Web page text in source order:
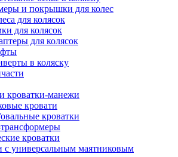
и покрышки для колес
для колясок
для колясок
для колясок
в коляску
кроватки-манежи
кровати
кроватки
кроватки
с универсальным маятниковым